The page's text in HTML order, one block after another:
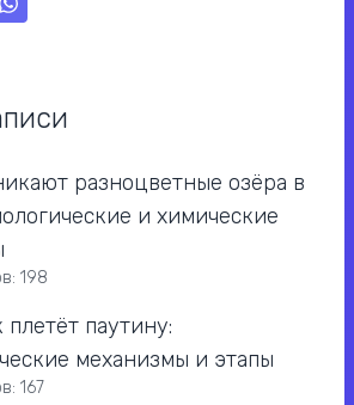
разноцветные озёра в
и химические
198
плетёт паутину:
механизмы и этапы
167